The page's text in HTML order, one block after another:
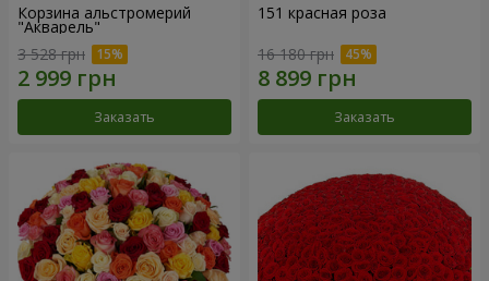
Корзина альстромерий
"Акварель"
3 528 грн
Заказать
151 красная роза
16 180 грн
Заказать